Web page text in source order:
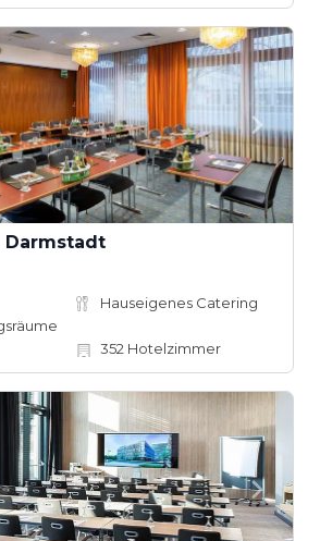
Darmstadt
Hauseigenes Catering
352 Hotelzimmer